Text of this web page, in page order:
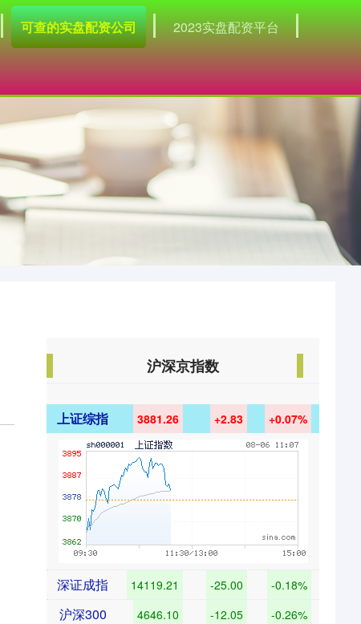
可查的实盘配资公司 2023实盘配资平台
沪深京指数
上证综指 3881.26 +2.83 +0.07%
深证成指 14119.21 -25.00 -0.18%
沪深300 4646.10 -12.05 -0.26%